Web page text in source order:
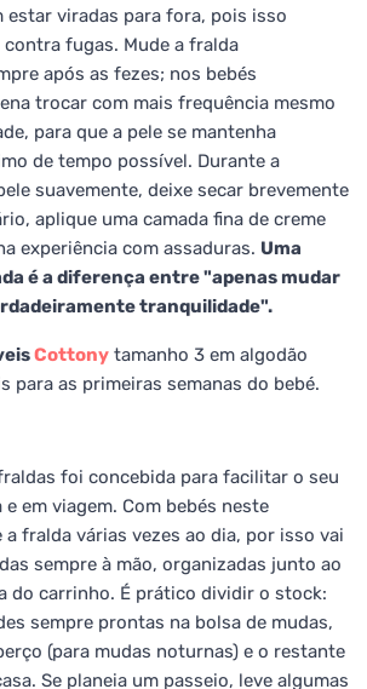
estar viradas para fora, pois isso
fugas. Mude a fralda
após as fezes; nos bebés
trocar com mais frequência mesmo
para que a pele se mantenha
de tempo possível. Durante a
suavemente, deixe secar brevemente
aplique uma camada fina de creme
experiência com assaduras. Uma
é a diferença entre "apenas mudar
tranquilidade".
Cottony tamanho 3 em algodão
para as primeiras semanas do bebé.
foi concebida para facilitar o seu
e em viagem. Com bebés neste
fralda várias vezes ao dia, por isso vai
sempre à mão, organizadas junto ao
do carrinho. É prático dividir o stock:
sempre prontas na bolsa de mudas,
(para mudas noturnas) e o restante
Se planeia um passeio, leve algumas